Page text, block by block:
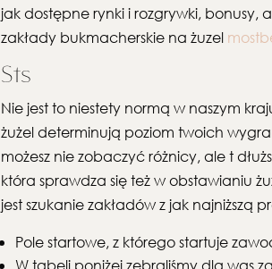
jak dostępne rynki i rozgrywki, bonusy,
zakłady bukmacherskie na żuzel
Sts
Nie jest to niestety normą w naszym
żużel determinują poziom twoich
możesz nie zobaczyć różnicy, ale t
która sprawdza się też w obstawianiu
jest szukanie zakładów z jak najniższą
Pole startowe, z którego startuje